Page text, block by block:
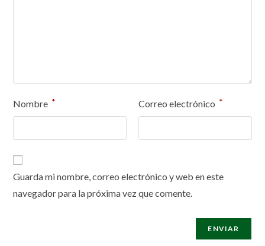
Nombre * Correo electrónico *
Guarda mi nombre, correo electrónico y web en este
navegador para la próxima vez que comente.